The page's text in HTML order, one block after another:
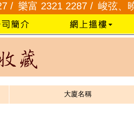
樂富 2321 2287 /峻弦、曉
大廈名稱